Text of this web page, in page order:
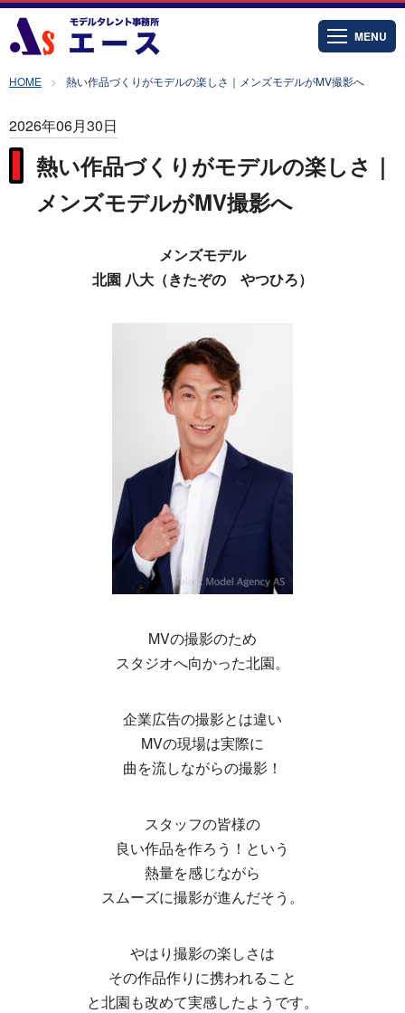
MENU
HOME 熱い作品づくりがモデルの楽しさ｜メンズモデルがMV撮影へ
2026年06月30日
熱い作品づくりがモデルの楽しさ｜
メンズモデルがMV撮影へ
メンズモデル
北園 八大（きたぞの やつひろ）
MVの撮影のため
スタジオへ向かった北園。
企業広告の撮影とは違い
MVの現場は実際に
曲を流しながらの撮影！
スタッフの皆様の
良い作品を作ろう！という
熱量を感じながら
スムーズに撮影が進んだそう。
やはり撮影の楽しさは
その作品作りに携われること
と北園も改めて実感したようです。